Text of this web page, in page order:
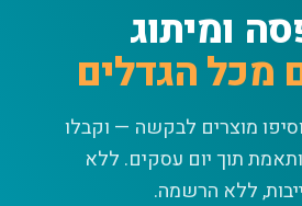
ומיתוג
מכל הגדלים
מוצרים לבקשה — וקבלו
תוך יום עסקים. ללא
ללא הרשמה.